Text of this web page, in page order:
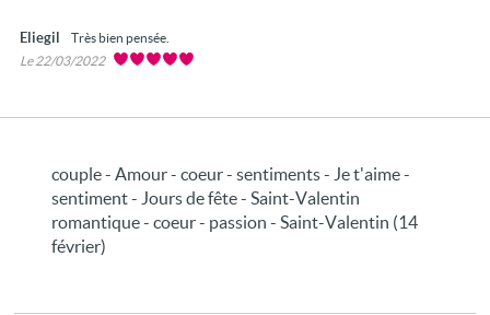
Eliegil
Très bien pensée.
Le 22/03/2022
couple - Amour - coeur - sentiments - Je t'aime -
sentiment - Jours de fête - Saint-Valentin
romantique - coeur - passion - Saint-Valentin (14
février)